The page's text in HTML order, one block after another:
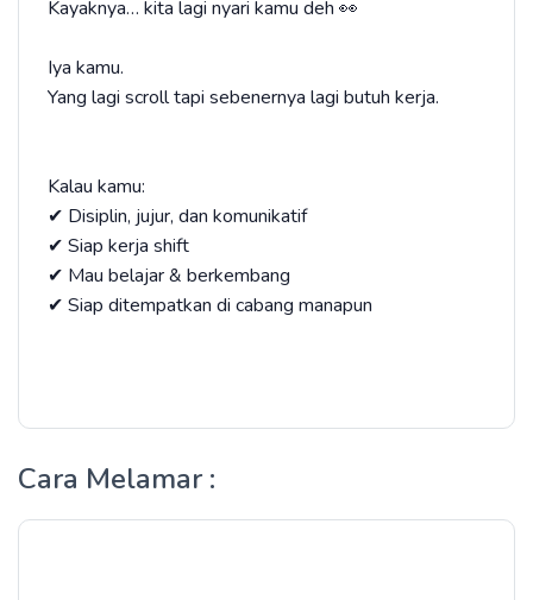
Kayaknya… kita lagi nyari kamu deh 👀
Iya kamu.
Yang lagi scroll tapi sebenernya lagi butuh kerja.
Kalau kamu:
✔ Disiplin, jujur, dan komunikatif
✔ Siap kerja shift
✔ Mau belajar & berkembang
✔ Siap ditempatkan di cabang manapun
Cara Melamar :